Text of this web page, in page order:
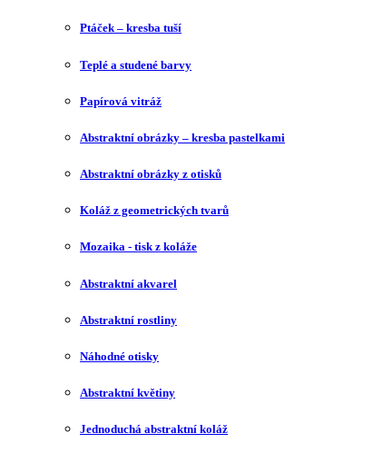
Ptáček – kresba tuší
Teplé a studené barvy
Papírová vitráž
Abstraktní obrázky – kresba pastelkami
Abstraktní obrázky z otisků
Koláž z geometrických tvarů
Mozaika - tisk z koláže
Abstraktní akvarel
Abstraktní rostliny
Náhodné otisky
Abstraktní květiny
Jednoduchá abstraktní koláž